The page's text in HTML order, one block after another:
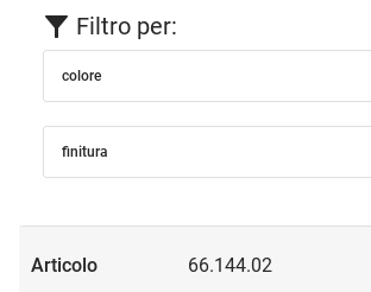
Filtro per:
colore
finitura
66.144.02